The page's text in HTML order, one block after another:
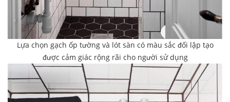
Lựa chọn gạch ốp tường và lót sàn có màu sắc đối lập tạo
được cảm giác rộng rãi cho người sử dụng